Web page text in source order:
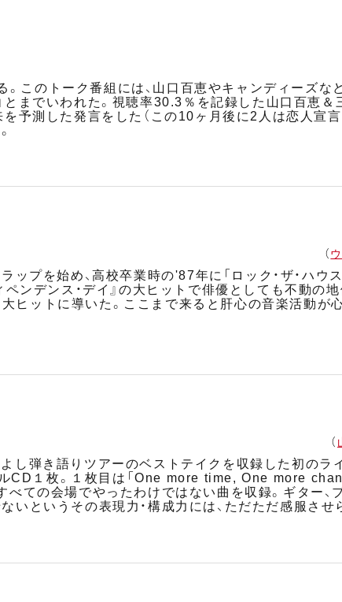
このトーク番組には、山口百恵やキャンディーズな
までいわれた。視聴率30.3％を記録した山口百恵
予測した発言をした（この10ヶ月後に2人は恋人宣
（
プを始め、高校卒業時の'87年に「ロック・ザ・ハウ
ンデンス・デイ』の大ヒットで俳優としても不動の
ヒットに導いた。ここまで来ると肝心の音楽活動が
（
し弾き語りツアーのベストテイクを収録した初のラ
CD１枚。１枚目は「One more time, One more
ての会場でやったわけではない曲を収録。ギター、
というその表現力・構成力には、ただただ感服させ